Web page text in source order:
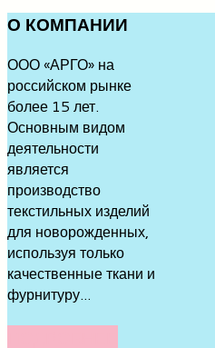
О КОМПАНИИ
ООО «АРГО» на
российском рынке
более 15 лет.
Основным видом
деятельности
является
производство
текстильных изделий
для новорожденных,
используя только
качественные ткани и
фурнитуру...